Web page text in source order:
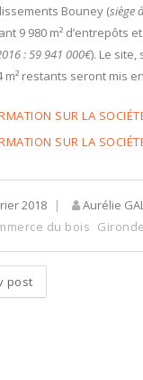
Bouney (siège
9 980 m² d’entrepôts
: 59 941 000€). Le
m² restants seront mis
SUR LA
SUR LA
2018
Aurélie
du bois
post